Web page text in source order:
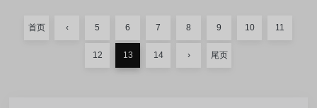
首页 ‹ 5 6 7 8 9 10 11
12 13 14 › 尾页